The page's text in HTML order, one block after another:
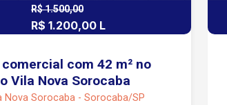
R$ 1.500,00
R$ 1.200,00 L
comercial com 42 m² no
Vila Nova Sorocaba
Nova Sorocaba - Sorocaba/SP